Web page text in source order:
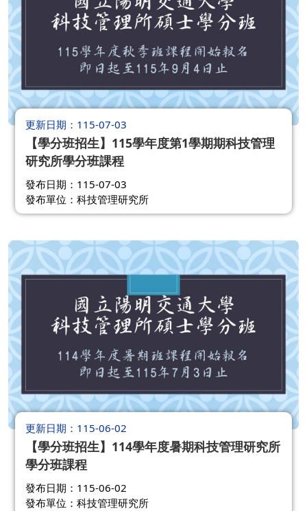
更新日期 115-07-03
【學分班招生】115學年度第1學期期科技管理
研究所學分班課程
發布日期：115-07-03
發布單位：科技管理研究所
更新日期 115-06-02
【學分班招生】114學年度暑期科技管理研究所
學分班課程
發布日期：115-06-02
發布單位：科技管理研究所